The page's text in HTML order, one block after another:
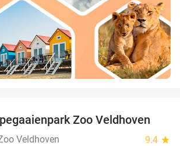
26%
Zoo Veldhoven
Veldhoven 9.4 star